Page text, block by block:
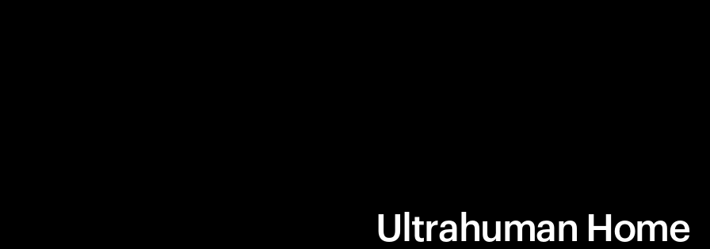
Ultrahuman Home